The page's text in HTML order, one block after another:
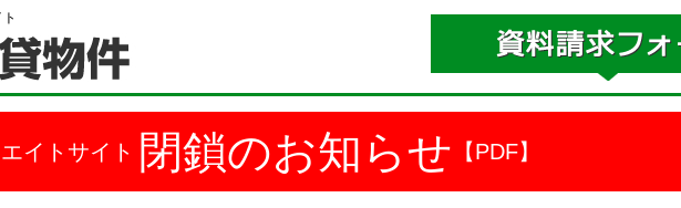
イトサイト 閉鎖のお知らせ 【PDF】